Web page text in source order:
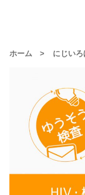
ホーム > にじいろ